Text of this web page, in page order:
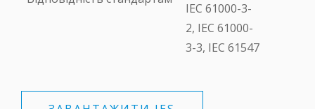
ІЕС 61000-3-
2, ІЕС 61000-
3-3, ІЕС 61547